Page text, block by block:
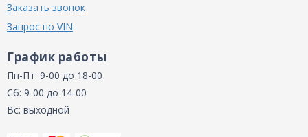
Заказать звонок
Запрос по VIN
График работы
Пн-Пт: 9-00 до 18-00
Сб: 9-00 до 14-00
Вс: выходной